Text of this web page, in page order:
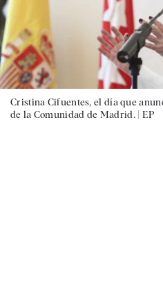
Cristina Cifuentes, el día que
de la Comunidad de Madrid. | EP